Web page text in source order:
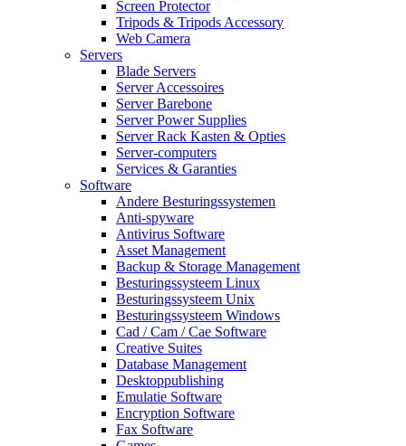
Screen Protector
Tripods & Tripods Accessory
Web Camera
Servers
Blade Servers
Server Accessoires
Server Barebone
Server Power Supplies
Server Rack Kasten & Opties
Server-computers
Services & Garanties
Software
Andere Besturingssystemen
Anti-spyware
Antivirus Software
Asset Management
Backup & Storage Management
Besturingssysteem Linux
Besturingssysteem Unix
Besturingssysteem Windows
Cad / Cam / Cae Software
Creative Suites
Database Management
Desktoppublishing
Emulatie Software
Encryption Software
Fax Software